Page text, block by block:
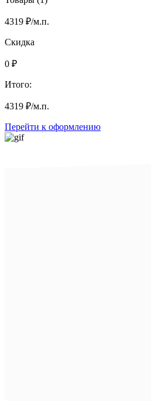
4319 ₽/м.п.
Скидка
0 ₽
Итого:
4319 ₽/м.п.
Перейти к оформлению